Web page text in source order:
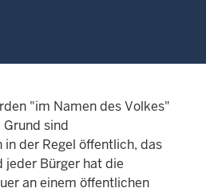
"im Namen des Volkes"
sind
der Regel öffentlich, das
jeder Bürger hat die
an einem öffentlichen